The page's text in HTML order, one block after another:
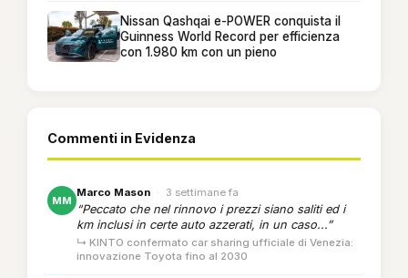
Nissan Qashqai e-POWER conquista il
Guinness World Record per efficienza
con 1.980 km con un pieno
Commenti in Evidenza
MM
Marco Mason · 3 settimane fa
“Peccato che nel rinnovo i prezzi siano saliti ed i
km inclusi in certe auto azzerati, in un caso...”
↳ KINTO confermato car sharing ufficiale di Venezia:
innovazione Toyota fino al 2030